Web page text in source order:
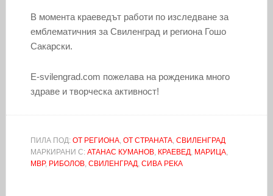
В момента краеведът работи по изследване за
емблематичния за Свиленград и региона Гошо
Сакарски.
E-svilengrad.com пожелава на рожденика много
здраве и творческа активност!
ПИЛА ПОД: ОТ РЕГИОНА, ОТ СТРАНАТА, СВИЛЕНГРАД
МАРКИРАНИ С: АТАНАС КУМАНОВ, КРАЕВЕД, МАРИЦА,
МВР, РИБОЛОВ, СВИЛЕНГРАД, СИВА РЕКА